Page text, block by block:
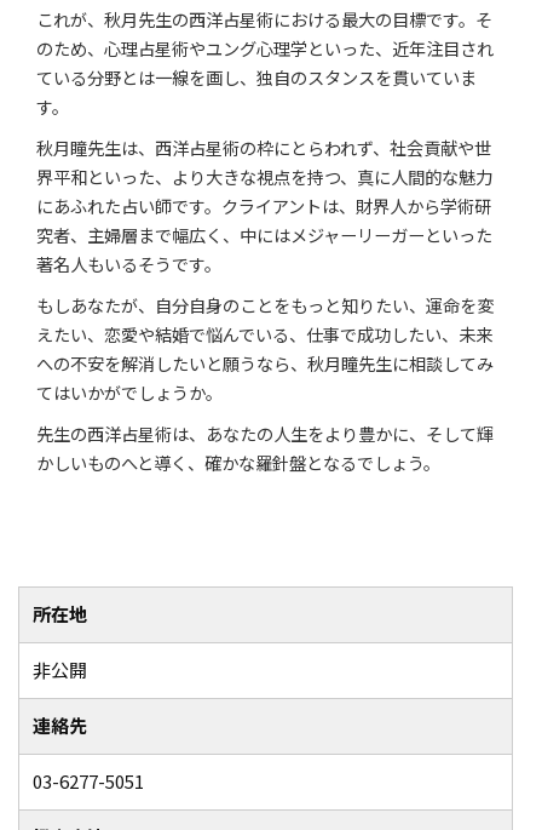
これが、秋月先生の西洋占星術における最大の目標です。そ
のため、心理占星術やユング心理学といった、近年注目され
ている分野とは一線を画し、独自のスタンスを貫いていま
す。
秋月瞳先生は、西洋占星術の枠にとらわれず、社会貢献や世
界平和といった、より大きな視点を持つ、真に人間的な魅力
にあふれた占い師です。クライアントは、財界人から学術研
究者、主婦層まで幅広く、中にはメジャーリーガーといった
著名人もいるそうです。
もしあなたが、自分自身のことをもっと知りたい、運命を変
えたい、恋愛や結婚で悩んでいる、仕事で成功したい、未来
への不安を解消したいと願うなら、秋月瞳先生に相談してみ
てはいかがでしょうか。
先生の西洋占星術は、あなたの人生をより豊かに、そして輝
かしいものへと導く、確かな羅針盤となるでしょう。
所在地
非公開
連絡先
03-6277-5051